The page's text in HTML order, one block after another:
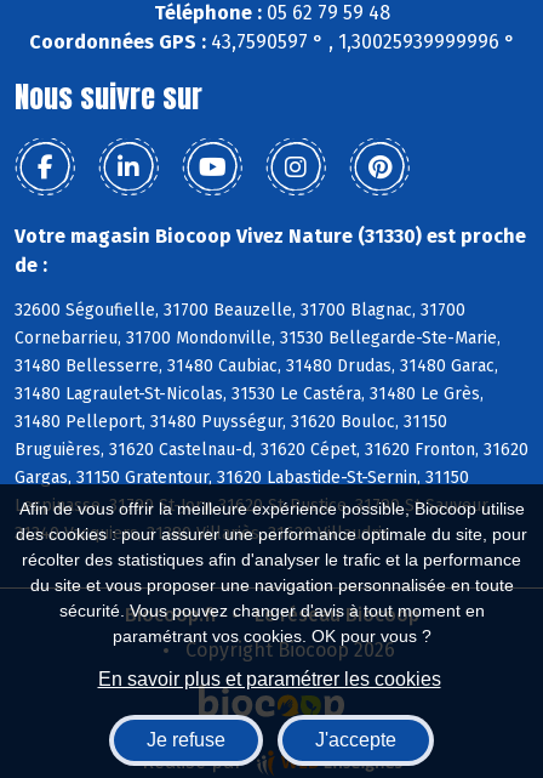
Afin de vous offrir la meilleure expérience possible, Biocoop utilise
des cookies : pour assurer une performance optimale du site, pour
récolter des statistiques afin d'analyser le trafic et la performance
du site et vous proposer une navigation personnalisée en toute
sécurité. Vous pouvez changer d'avis à tout moment en
paramétrant vos cookies. OK pour vous ?
En savoir plus et paramétrer les cookies
Je refuse J'accepte
Téléphone :05 62 79 59 48
Coordonnées GPS :43,7590597 ° , 1,30025939999996 °
Nous suivre sur
Votre magasin Biocoop Vivez Nature (31330) est proche
de :
32600 Ségoufielle, 31700 Beauzelle, 31700 Blagnac, 31700
Cornebarrieu, 31700 Mondonville, 31530 Bellegarde-Ste-Marie,
31480 Bellesserre, 31480 Caubiac, 31480 Drudas, 31480 Garac,
31480 Lagraulet-St-Nicolas, 31530 Le Castéra, 31480 Le Grès,
31480 Pelleport, 31480 Puysségur, 31620 Bouloc, 31150
Bruguières, 31620 Castelnau-d, 31620 Cépet, 31620 Fronton, 31620
Gargas, 31150 Gratentour, 31620 Labastide-St-Sernin, 31150
Lespinasse, 31790 St-Jory, 31620 St-Rustice, 31790 St-Sauveur,
31340 Vacquiers, 31380 Villariès, 31620 Villaudric
Biocoop.fr
Le réseau Biocoop
Copyright Biocoop 2026
Réalisé par